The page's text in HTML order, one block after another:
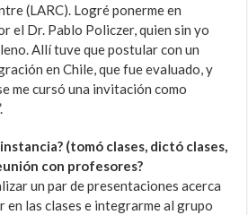
(LARC). Logré ponerme en
el Dr. Pablo Policzer, quien sin yo
Allí tuve que postular con un
en Chile, que fue evaluado, y
me cursó una invitación como
(tomó clases, dictó clases,
con profesores?
un par de presentaciones acerca
las clases e integrarme al grupo